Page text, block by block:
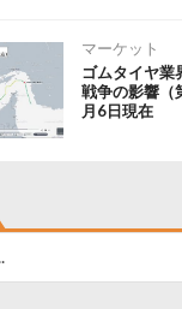
マーケット
ゴムタイヤ
戦争の影響（
月6日現在